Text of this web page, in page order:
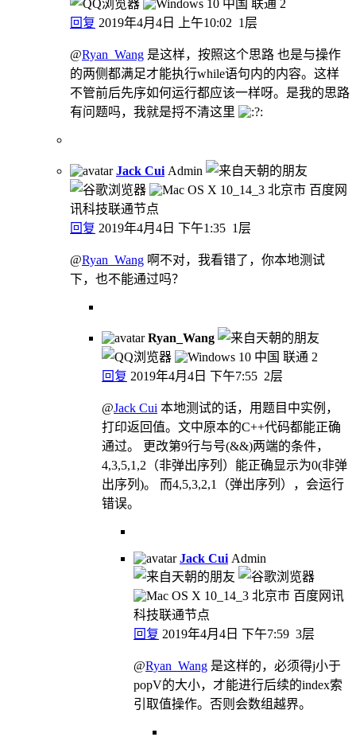
中国 联通 2
回复 2019年4月4日 上午10:02 1层
@Ryan_Wang 是这样，按照这个思路 也是与操作
的两侧都满足才能执行while语句内的内容。这样
不管前后先序如何运行都应该一样呀。是我的思路
有问题吗，我就是捋不清这里
Jack Cui Admin
北京市 百度网
讯科技联通节点
回复 2019年4月4日 下午1:35 1层
@Ryan_Wang 啊不对，我看错了，你本地测试
下，也不能通过吗？
Ryan_Wang
中国 联通 2
回复 2019年4月4日 下午7:55 2层
@Jack Cui 本地测试的话，用题目中实例，
打印返回值。文中原本的C++代码都能正确
通过。 更改第9行与号(&&)两端的条件，
4,3,5,1,2（非弹出序列）能正确显示为0(非弹
出序列)。 而4,5,3,2,1（弹出序列），会运行
错误。
Jack Cui Admin
北京市 百度网讯
科技联通节点
回复 2019年4月4日 下午7:59 3层
@Ryan_Wang 是这样的，必须得j小于
popV的大小，才能进行后续的index索
引取值操作。否则会数组越界。